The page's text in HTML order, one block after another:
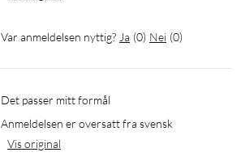
Var anmeldelsen nyttig? Ja (0) Nei (0)
Det passer mitt formål
Anmeldelsen er oversatt fra svensk
Vis original